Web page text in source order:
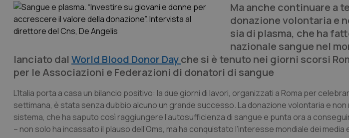
Ma anche continuare a
donazione volontaria e
sia di plasma, che ha
nazionale sangue nel
lanciato dal World Blood Donor Dayche si è tenuto nei giorni scorsi
per le Associazioni e Federazioni di donatori di sangue
L’Italia porta a casa un bilancio positivo: la due giorni di lavori, organizzati a Roma per
settimana, è stata senza dubbio alcuno un grande successo. La donazione volontaria e
sistema, che ha saputo così raggiungere l’autosufficienza di sangue e punta ora a
– non solo ha incassato il plauso dell’Oms, ma ha conquistato l’interesse mondiale dei